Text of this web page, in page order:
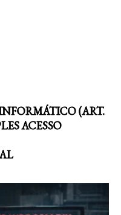
(ART.
ACESSO